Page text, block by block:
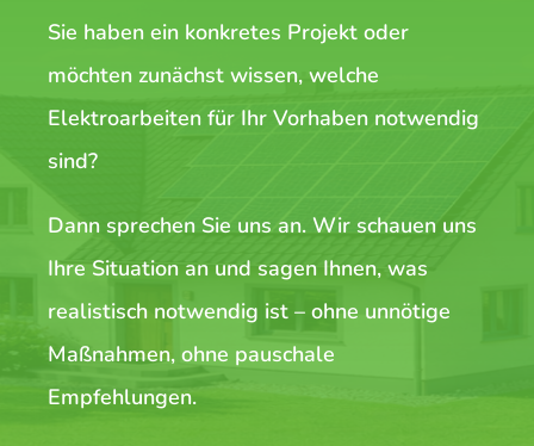
Sie haben ein konkretes Projekt oder
möchten zunächst wissen, welche
Elektroarbeiten für Ihr Vorhaben notwendig
sind?
Dann sprechen Sie uns an. Wir schauen uns
Ihre Situation an und sagen Ihnen, was
realistisch notwendig ist – ohne unnötige
Maßnahmen, ohne pauschale
Empfehlungen.